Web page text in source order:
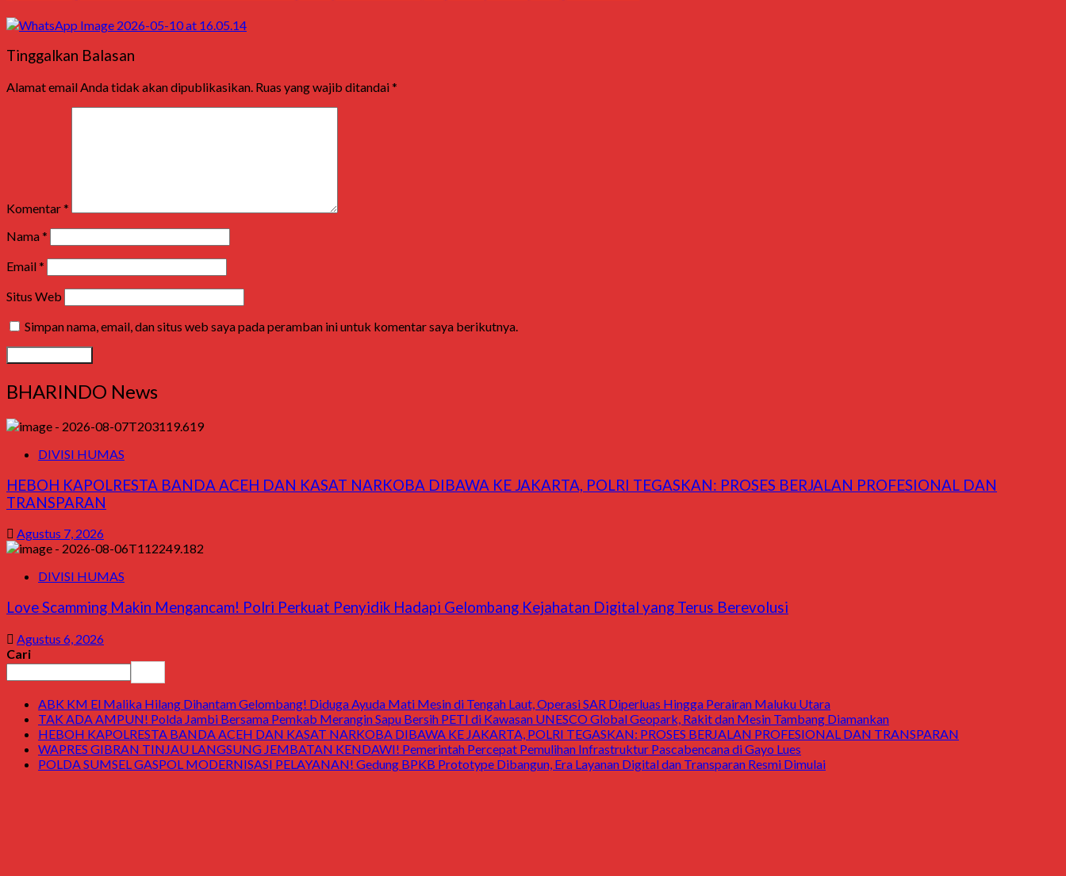
Tinggalkan Balasan
Alamat email Anda tidak akan dipublikasikan. Ruas yang wajib ditandai*
Komentar*
Nama*
Email*
Situs Web
Simpan nama, email, dan situs web saya pada peramban ini untuk komentar saya berikutnya.
BHARINDO News
DIVISI HUMAS
HEBOH KAPOLRESTA BANDA ACEH DAN KASAT NARKOBA DIBAWA KE JAKARTA, POLRI TEGASKAN: PROSES BERJALAN PROFESIONAL DAN
TRANSPARAN
Agustus 7, 2026
DIVISI HUMAS
Love Scamming Makin Mengancam! Polri Perkuat Penyidik Hadapi Gelombang Kejahatan Digital yang Terus Berevolusi
Agustus 6, 2026
Cari
ABK KM El Malika Hilang Dihantam Gelombang! Diduga Ayuda Mati Mesin di Tengah Laut, Operasi SAR Diperluas Hingga Perairan Maluku Utara
TAK ADA AMPUN! Polda Jambi Bersama Pemkab Merangin Sapu Bersih PETI di Kawasan UNESCO Global Geopark, Rakit dan Mesin Tambang Diamankan
HEBOH KAPOLRESTA BANDA ACEH DAN KASAT NARKOBA DIBAWA KE JAKARTA, POLRI TEGASKAN: PROSES BERJALAN PROFESIONAL DAN TRANSPARAN
WAPRES GIBRAN TINJAU LANGSUNG JEMBATAN KENDAWI! Pemerintah Percepat Pemulihan Infrastruktur Pascabencana di Gayo Lues
POLDA SUMSEL GASPOL MODERNISASI PELAYANAN! Gedung BPKB Prototype Dibangun, Era Layanan Digital dan Transparan Resmi Dimulai